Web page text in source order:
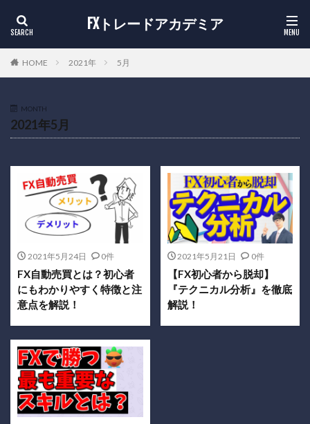
FXトレードアカデミア
HOME 2021年 5月
MONTH
2021年5月
2021年5月24日 0件
FX自動売買とは？初心者
にもわかりやすく特徴と注
意点を解説！
2021年5月21日 0件
【FX初心者から脱却】
『テクニカル分析』を徹底
解説！